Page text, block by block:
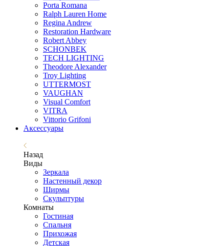
Porta Romana
Ralph Lauren Home
Regina Andrew
Restoration Hardware
Robert Abbey
SCHONBEK
TECH LIGHTING
Theodore Alexander
Troy Lighting
UTTERMOST
VAUGHAN
Visual Comfort
VITRA
Vittorio Grifoni
Аксессуары
Назад
Виды
Зеркала
Настенный декор
Ширмы
Скульптуры
Комнаты
Гостиная
Спальня
Прихожая
Детская